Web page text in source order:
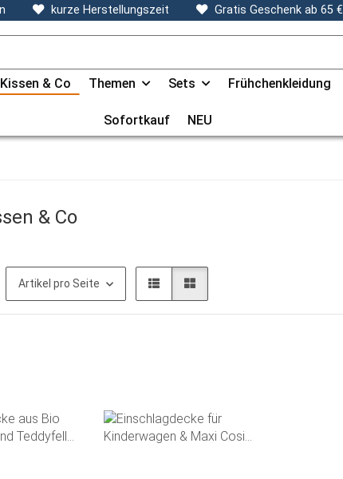
kurze Herstellungszeit Gratis Geschenk ab 65 €
& Co Themen Sets Frühchenkleidung
Sofortkauf NEU
& Co
Artikel pro Seite